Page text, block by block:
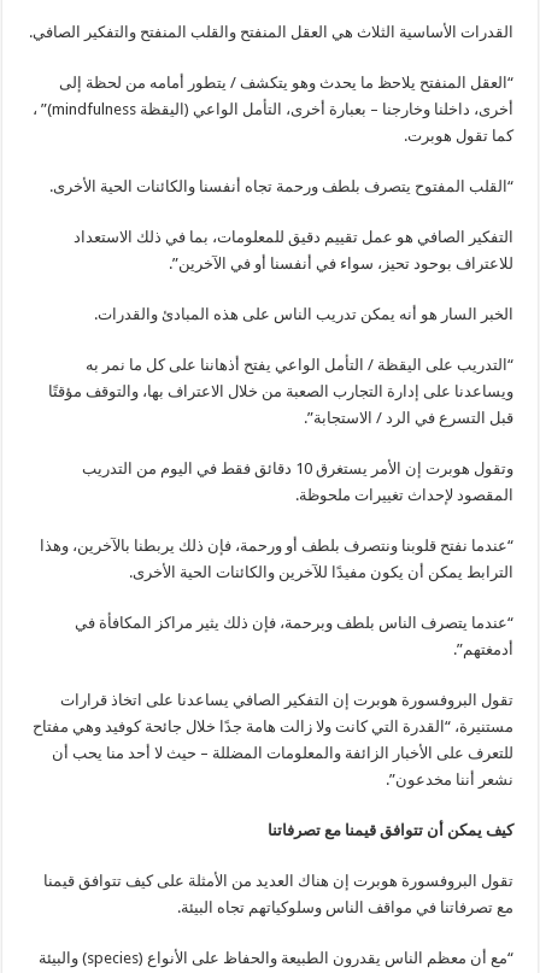
القدرات الأساسية الثلاث هي العقل المنفتح والقلب المنفتح والتفكير الصافي.
“العقل المنفتح يلاحظ ما يحدث وهو يتكشف / يتطور أمامه من لحظة إلى
أخرى، داخلنا وخارجنا – بعبارة أخرى، التأمل الواعي (اليقظة mindfulness)” ،
كما تقول هوبرت.
“القلب المفتوح يتصرف بلطف ورحمة تجاه أنفسنا والكائنات الحية الأخرى.
التفكير الصافي هو عمل تقييم دقيق للمعلومات، بما في ذلك الاستعداد
للاعتراف بوحود تحيز، سواء في أنفسنا أو في الآخرين”.
الخبر السار هو أنه يمكن تدريب الناس على هذه المبادئ والقدرات.
“التدريب على اليقظة / التأمل الواعي يفتح أذهاننا على كل ما نمر به
ويساعدنا على إدارة التجارب الصعبة من خلال الاعتراف بها، والتوقف مؤقتًا
قبل التسرع في الرد / الاستجابة”.
وتقول هوبرت إن الأمر يستغرق 10 دقائق فقط في اليوم من التدريب
المقصود لإحداث تغييرات ملحوظة.
“عندما نفتح قلوبنا ونتصرف بلطف أو ورحمة، فإن ذلك يربطنا بالآخرين، وهذا
الترابط يمكن أن يكون مفيدًا للآخرين والكائنات الحية الأخرى.
“عندما يتصرف الناس بلطف وبرحمة، فإن ذلك يثير مراكز المكافأة في
أدمغتهم”.
تقول البروفسورة هوبرت إن التفكير الصافي يساعدنا على اتخاذ قرارات
مستنيرة، “القدرة التي كانت ولا زالت هامة جدًا خلال جائحة كوفيد وهي مفتاح
للتعرف على الأخبار الزائفة والمعلومات المضللة – حيث لا أحد منا يحب أن
نشعر أننا مخدعون”.
كيف يمكن أن تتوافق قيمنا مع تصرفاتنا
تقول البروفسورة هوبرت إن هناك العديد من الأمثلة على كيف تتوافق قيمنا
مع تصرفاتنا في مواقف الناس وسلوكياتهم تجاه البيئة.
“مع أن معظم الناس يقدرون الطبيعة والحفاظ على الأنواع (species) والبيئة